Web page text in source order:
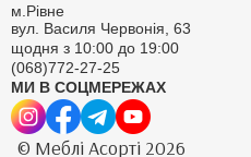
м.Рівне
вул. Василя Червонія, 63
щодня з 10:00 до 19:00
(068)772-27-25
МИ В СОЦМЕРЕЖАХ
© Меблі Асорті 2026